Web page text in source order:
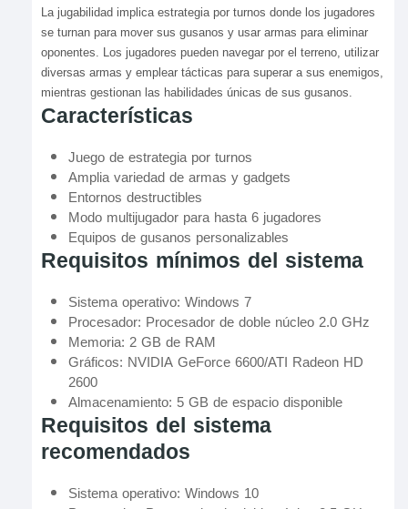
La jugabilidad implica estrategia por turnos donde los jugadores
se turnan para mover sus gusanos y usar armas para eliminar
oponentes. Los jugadores pueden navegar por el terreno, utilizar
diversas armas y emplear tácticas para superar a sus enemigos,
mientras gestionan las habilidades únicas de sus gusanos.
Características
Juego de estrategia por turnos
Amplia variedad de armas y gadgets
Entornos destructibles
Modo multijugador para hasta 6 jugadores
Equipos de gusanos personalizables
Requisitos mínimos del sistema
Sistema operativo: Windows 7
Procesador: Procesador de doble núcleo 2.0 GHz
Memoria: 2 GB de RAM
Gráficos: NVIDIA GeForce 6600/ATI Radeon HD
2600
Almacenamiento: 5 GB de espacio disponible
Requisitos del sistema
recomendados
Sistema operativo: Windows 10